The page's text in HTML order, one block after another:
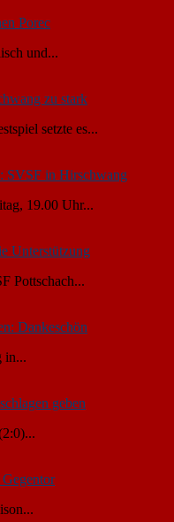
Porec
und...
zu stark
setzte es...
SVSF in Hirschwang
19.00 Uhr...
Unterstützung
Pottschach...
Dankeschön
in...
geben
Gegentor